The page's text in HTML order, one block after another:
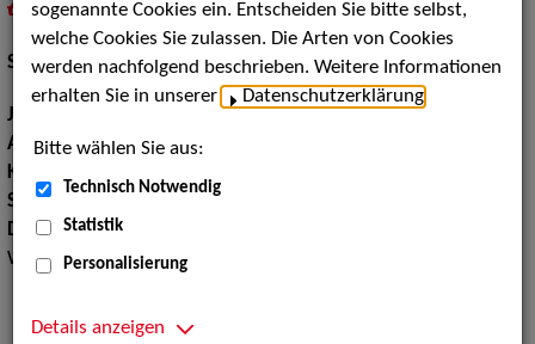
als PDF speichern
inMeine Merklistelegen
Schauspiel:Bühne, Film und TV
Jahrgang:
Augenfarbe:blau-gelb
Körpergröße:
Sprachen:
Englisch, Französisch
Dialekte:Alemannisch, Sächsisch, Schweizerdeutsch,
Wienerisch
sogenannte Cookies ein. Entscheiden Sie bitte selbst,
welche Cookies Sie zulassen. Die Arten von Cookies
werden nachfolgend beschrieben. Weitere Informationen
erhalten Sie in unserer
Datenschutzerklärung
Bitte wählen Sie aus:
Technisch Notwendig
Statistik
Personalisierung
Details anzeigen